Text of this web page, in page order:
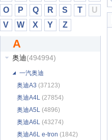
O
P Q R S T
U
V
W X Y Z
艾康尼克(409)
爱驰(3384)
安徽猎豹(5)
安凯客车
奥迪(494994)
一汽奥迪
奥迪A3 (37123)
奥迪A4L (27854)
奥迪A5L (4896)
奥迪A6L (43274)
奥迪A6L e-tron (1842)
A